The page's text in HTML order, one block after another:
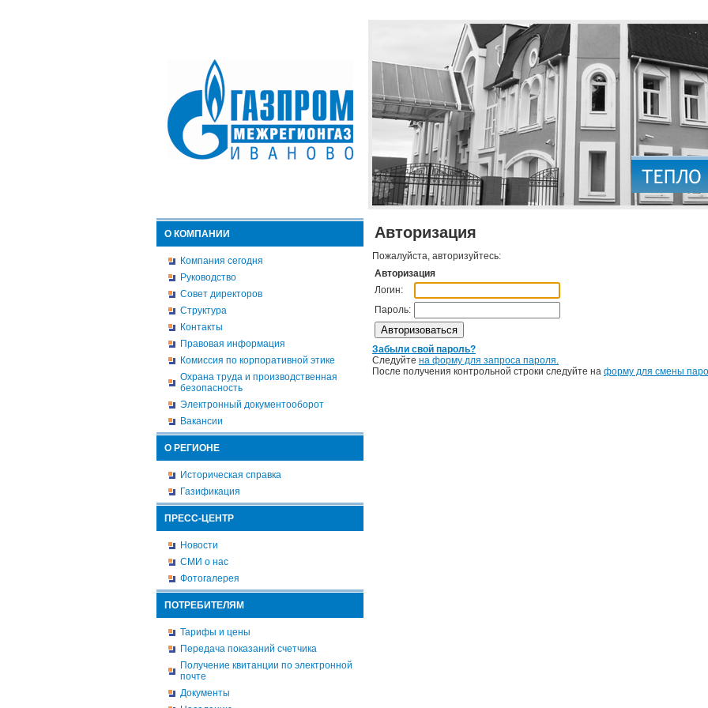
О КОМПАНИИ
Компания сегодня
Руководство
Совет директоров
Структура
Контакты
Правовая информация
Комиссия по корпоративной этике
Охрана труда и производственная
безопасность
Электронный документооборот
Вакансии
О РЕГИОНЕ
Историческая справка
Газификация
ПРЕСС-ЦЕНТР
Новости
СМИ о нас
Фотогалерея
ПОТРЕБИТЕЛЯМ
Тарифы и цены
Передача показаний счетчика
Получение квитанции по электронной
почте
Документы
Авторизация
Пожалуйста, авторизуйтесь:
Авторизация
Логин:
Пароль:
Забыли свой пароль?
Следуйте на форму для запроса пароля.
После получения контрольной строки следуйте на форму для смены